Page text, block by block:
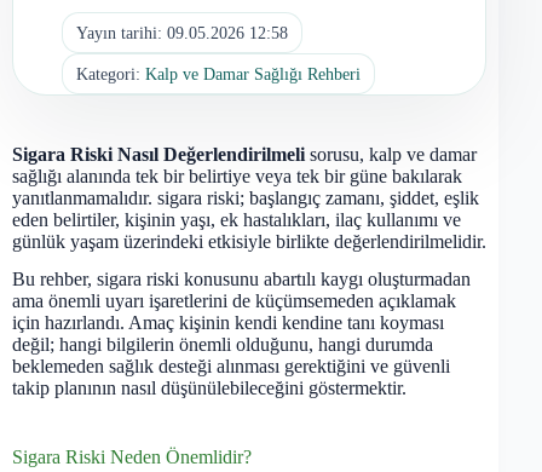
Yayın tarihi: 09.05.2026 12:58
Kategori: Kalp ve Damar Sağlığı Rehberi
Sigara Riski Nasıl Değerlendirilmeli sorusu, kalp ve damar
sağlığı alanında tek bir belirtiye veya tek bir güne bakılarak
yanıtlanmamalıdır. sigara riski; başlangıç zamanı, şiddet, eşlik
eden belirtiler, kişinin yaşı, ek hastalıkları, ilaç kullanımı ve
günlük yaşam üzerindeki etkisiyle birlikte değerlendirilmelidir.
Bu rehber, sigara riski konusunu abartılı kaygı oluşturmadan
ama önemli uyarı işaretlerini de küçümsemeden açıklamak
için hazırlandı. Amaç kişinin kendi kendine tanı koyması
değil; hangi bilgilerin önemli olduğunu, hangi durumda
beklemeden sağlık desteği alınması gerektiğini ve güvenli
takip planının nasıl düşünülebileceğini göstermektir.
Sigara Riski Neden Önemlidir?